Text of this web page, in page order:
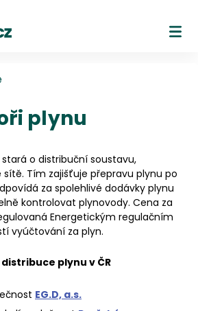
plynu
o distribuční soustavu,
sítě. Tím zajišťuje přepravu plynu po
za spolehlivé dodávky plynu
kontrolovat plynovody. Cena za
Energetickým regulačním
vyúčtování za plyn.
plynu v ČR
EG.D, a.s.